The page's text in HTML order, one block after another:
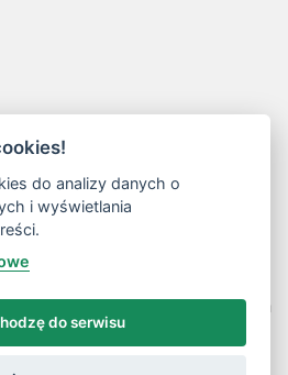
do analizy danych o
i wyświetlania
do serwisu